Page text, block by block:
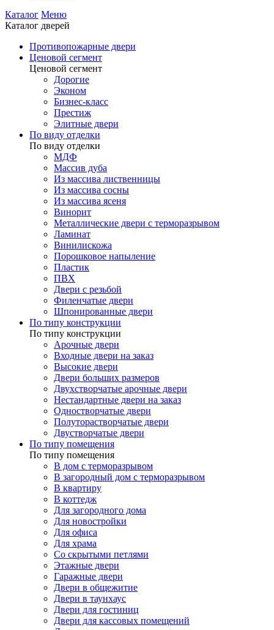
Каталог Меню
Каталог дверей
Противопожарные двери
Ценовой сегмент
Ценовой сегмент
Дорогие
Эконом
Бизнес-класс
Престиж
Элитные двери
По виду отделки
По виду отделки
МДФ
Массив дуба
Из массива лиственницы
Из массива сосны
Из массива ясеня
Винорит
Металлические двери с терморазрывом
Ламинат
Винилискожа
Порошковое напыление
Пластик
ПВХ
Двери с резьбой
Филенчатые двери
Шпонированные двери
По типу конструкции
По типу конструкции
Арочные двери
Входные двери на заказ
Высокие двери
Двери больших размеров
Двухстворчатые арочные двери
Нестандартные двери на заказ
Одностворчатые двери
Полуторастворчатые двери
Двустворчатые двери
По типу помещения
По типу помещения
В дом с терморазрывом
В загородный дом с терморазрывом
В квартиру
В коттедж
Для загородного дома
Для новостройки
Для офиса
Для храма
Со скрытыми петлями
Этажные двери
Гаражные двери
Двери в общежитие
Двери в таунхаус
Двери для гостиниц
Двери для кассовых помещений